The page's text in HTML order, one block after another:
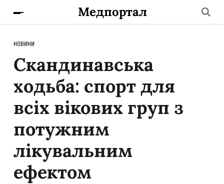
Медпортал
НОВИНИ
Скандинавська
ходьба: спорт для
всіх вікових груп з
потужним
лікувальним
ефектом